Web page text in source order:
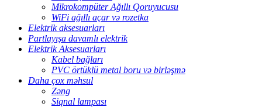
Mikrokompüter Ağıllı Qoruyucusu
WiFi ağıllı açar və rozetka
Elektrik aksesuarları
Partlayışa davamlı elektrik
Elektrik Aksesuarları
Kabel bağları
PVC örtüklü metal boru və birləşmə
Daha çox məhsul
Zəng
Siqnal lampası